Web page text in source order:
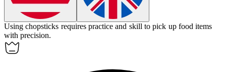
Using chopsticks requires practice and skill to pick up food items
with precision.